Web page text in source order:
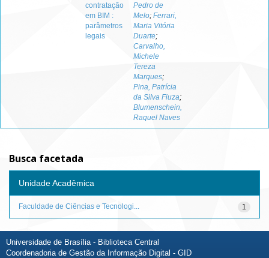
contratação
em BIM :
parâmetros
legais
Pedro de
Melo; Ferrari,
Maria Vitória
Duarte;
Carvalho,
Michele
Tereza
Marques;
Pina, Patrícia
da Silva Fiuza;
Blumenschein,
Raquel Naves
Busca facetada
Unidade Acadêmica
1
Faculdade de Ciências e Tecnologi...
Universidade de Brasília - Biblioteca Central
Coordenadoria de Gestão da Informação Digital - GID